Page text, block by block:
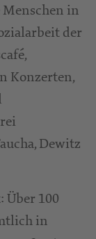
g
a
o
in
der
Konzerten,
Dewitz
100
in